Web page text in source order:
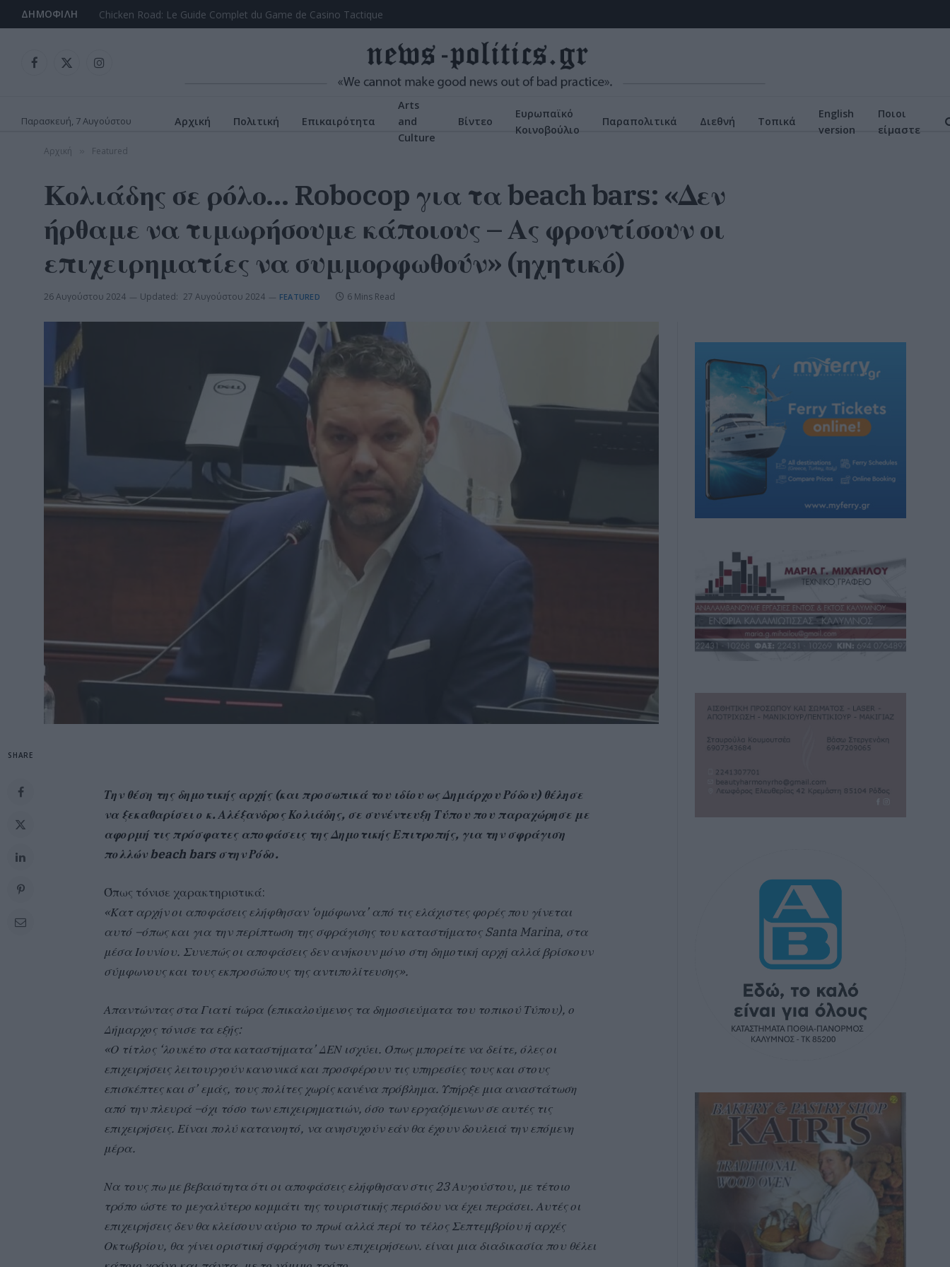
ΔΗΜΟΦΙΛΉ Chicken Road: Le Guide Complet du Game de Casino Tactique
Facebook
X
Instagram
Παρασκευή, 7 Αυγούστου Αρχική Πολιτική Επικαιρότητα
Arts
and
Culture
Βίντεο
Ευρωπαϊκό
Κοινοβούλιο
Παραπολιτικά Διεθνή Τοπικά
English
version
Ποιοι
είμαστε
Αρχική Featured
Κολιάδης σε ρόλο… Robocop για τα beach bars: «Δεν
ήρθαμε να τιμωρήσουμε κάποιους – Ας φροντίσουν οι
επιχειρηματίες να συμμορφωθούν» (ηχητικό)
26 Αυγούστου 2024 Updated: 27 Αυγούστου 2024 FEATURED 6 Mins Read
SHARE
Την θέση της δημοτικής αρχής (και προσωπικά του ιδίου ως Δημάρχου Ρόδου) θέλησε
να ξεκαθαρίσει ο κ. Αλέξανδρος Κολιάδης, σε συνέντευξη Τύπου που παραχώρησε με
αφορμή τις πρόσφατες αποφάσεις της Δημοτικής Επιτροπής, για την σφράγιση
πολλών beach bars στην Ρόδο.
Όπως τόνισε χαρακτηριστικά:
«Κατ αρχήν οι αποφάσεις ελήφθησαν ‘ομόφωνα’ από τις ελάχιστες φορές που γίνεται
αυτό –όπως και για την περίπτωση της σφράγισης του καταστήματος Santa Marina, στα
μέσα Ιουνίου. Συνεπώς οι αποφάσεις δεν ανήκουν μόνο στη δημοτική αρχή αλλά βρίσκουν
σύμφωνους και τους εκπροσώπους της αντιπολίτευσης».
Απαντώντας στα Γιατί τώρα (επικαλούμενος τα δημοσιεύματα του τοπικού Τύπου), ο
Δήμαρχος τόνισε τα εξής:
«Ο τίτλος ‘λουκέτο στα καταστήματα’ ΔΕΝ ισχύει. Όπως μπορείτε να δείτε, όλες οι
επιχειρήσεις λειτουργούν κανονικά και προσφέρουν τις υπηρεσίες τους και στους
επισκέπτες και σ’ εμάς, τους πολίτες χωρίς κανένα πρόβλημα. Υπήρξε μια αναστάτωση
από την πλευρά –όχι τόσο των επιχειρηματιών, όσο των εργαζόμενων σε αυτές τις
επιχειρήσεις. Είναι πολύ κατανοητό, να ανησυχούν εάν θα έχουν δουλειά την επόμενη
μέρα.
Να τους πω με βεβαιότητα ότι οι αποφάσεις ελήφθησαν στις 23 Αυγούστου, με τέτοιο
τρόπο ώστε το μεγαλύτερο κομμάτι της τουριστικής περιόδου να έχει περάσει. Αυτές οι
επιχειρήσεις δεν θα κλείσουν αύριο το πρωί αλλά περί το τέλος Σεπτεμβρίου ή αρχές
Οκτωβρίου, θα γίνει οριστική σφράγιση των επιχειρήσεων. είναι μια διαδικασία που θέλει